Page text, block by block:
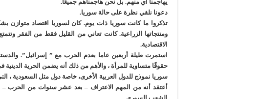
يهاجمنا أي منهم. بل نحن هاجمناهم جميعًا.
دعونا نلقي نظرة على حالة سوريا.
تذكروا ما كانت سوريا ذات يوم. كان لسوريا اقتصاد متوازن
ومنتجاتها الزراعية. كانت تعاني من القليل فقط من الفقر
الاقتصادية.
استمرت طيلة أربعين عاما بعدم الحرب مع ” إسرائيل”.
حقوقًا متساوية للمرأة ، والأهم من ذلك أنه يضمن الحرية الدينية
سوريا نموذج للدول العربية الأخرى، خاصة دول مثل السعودية ،
أعتقد أنه من المهم الاعتراف – بعد عشر سنوات من الحرب